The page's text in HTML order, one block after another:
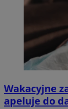
Wakacyjne
apeluje do